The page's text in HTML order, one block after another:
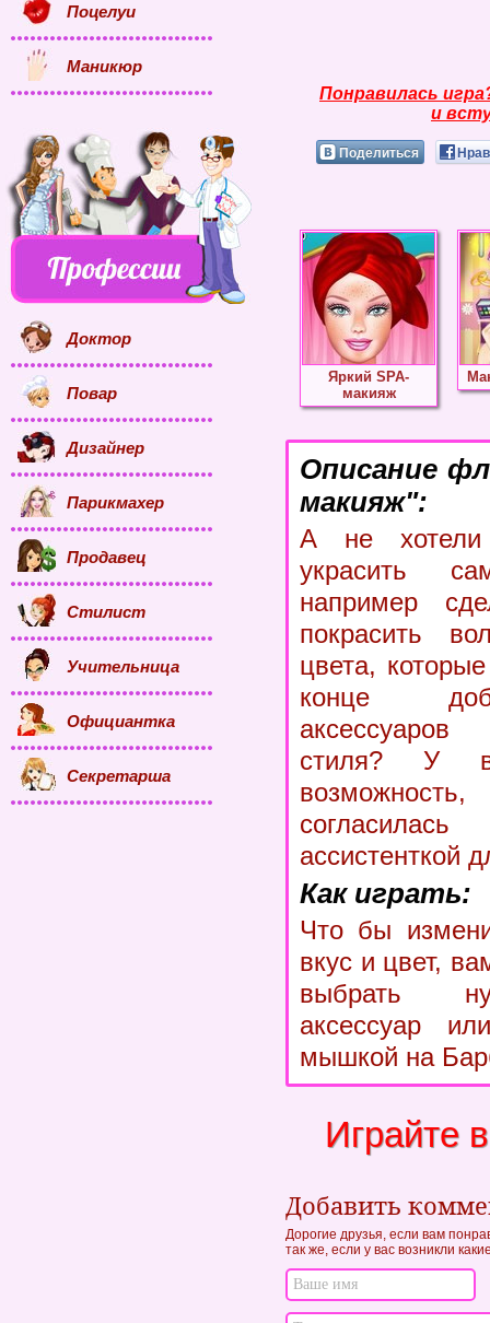
Понравилась
и
Поделиться
Яркий SPA-
макияж
Описание
макияж":
А не хотели
украсить
например
покрасить
цвета,
конце
стиля? У
ассистенткой
Как играть:
Что бы
вкус и цвет,
выбрать
аксессуар
мышкой на
Играйте
Добавить
Дорогие друзья, если вам
так же, если у вас возникли
Поцелуи
Маникюр
Доктор
Повар
Дизайнер
Парикмахер
Продавец
Стилист
Учительница
Официантка
Секретарша